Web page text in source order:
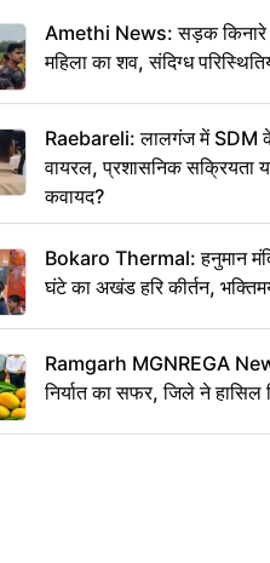
Amethi News: सड़क किनारे
महिला का शव, संदिग्ध
Raebareli: लालगंज में SDM के
वायरल, प्रशासनिक सक्रियता
कवायद?
Bokaro Thermal: हनुमान
घंटे का अखंड हरि कीर्तन,
Ramgarh MGNREGA
निर्यात का सफर, जिले ने हासिल